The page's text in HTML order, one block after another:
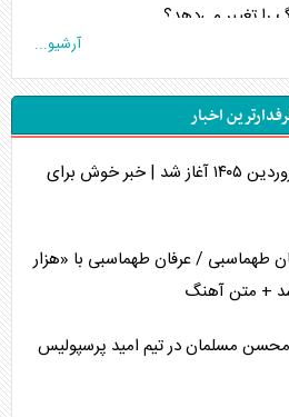
تغییر می‌دهد؟
اقتصاد جهانی
واشنگتن
کور سیاستگذاری
منافع ملی است؟
آرشیو...
اخبار
واریز مابه‌التفاوت حقوق فروردین ۱۴۰۵ آغاز شد | خبر خوش برای
طهماسبی / عرفان طهماسبی با «هزار
+ متن آهنگ
مسلمان در تیم امید پرسپولیس